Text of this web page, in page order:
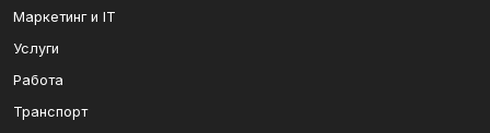
Маркетинг и IT
Услуги
Работа
Транспорт